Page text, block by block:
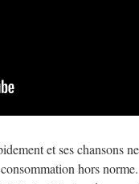
et ses chansons
hors